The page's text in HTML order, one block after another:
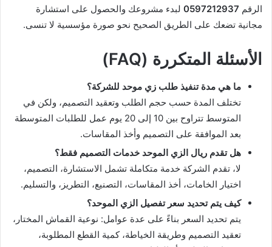
الرقم 0597212937 لبدء مشروعك والحصول على استشارة
مجانية تضعك على الطريق الصحيح نحو صورة مؤسسية لا تنسى.
الأسئلة المتكررة (FAQ)
ما هي مدة تنفيذ طلب زي موحد للشركة؟
تختلف المدة حسب حجم الطلب وتعقيد التصميم، ولكن في
المتوسط تتراوح بين 10 إلى 20 يوم عمل للطلبات المتوسطة
بعد الموافقة على التصميم وأخذ المقاسات.
هل تقدم ريال الزي الموحد خدمات التصميم فقط؟
لا، تقدم الشركة خدمة متكاملة تشمل الاستشارة، التصميم،
اختيار الخامات، أخذ المقاسات، التصنيع، التطريز، والتسليم.
كيف يتم تحديد سعر تفصيل الزي الموحد؟
يتم تحديد السعر بناءً على عدة عوامل: نوعية القماش المختار،
تعقيد التصميم وطريقة الخياطة، كمية القطع المطلوبة،